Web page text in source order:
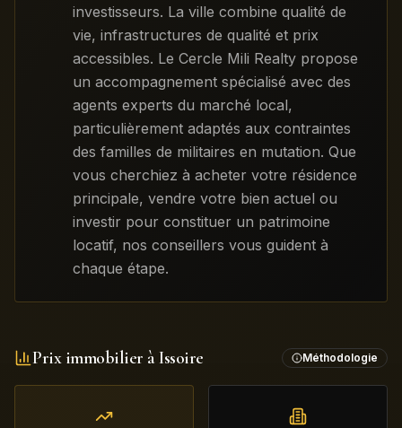
investisseurs. La ville combine qualité de
vie, infrastructures de qualité et prix
accessibles. Le Cercle Mili Realty propose
un accompagnement spécialisé avec des
agents experts du marché local,
particulièrement adaptés aux contraintes
des familles de militaires en mutation. Que
vous cherchiez à acheter votre résidence
principale, vendre votre bien actuel ou
investir pour constituer un patrimoine
locatif, nos conseillers vous guident à
chaque étape.
Prix immobilier àIssoire Méthodologie